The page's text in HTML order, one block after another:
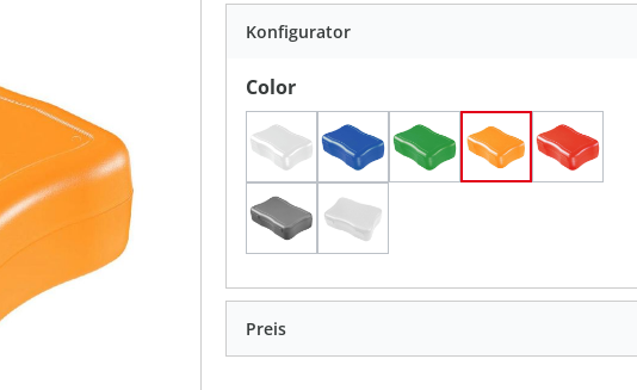
Konfigurator
Colorauswählen
Weiß standard-blau PP
standard-grünstandard-orange
standard-silbertransparent-milchig
Preis